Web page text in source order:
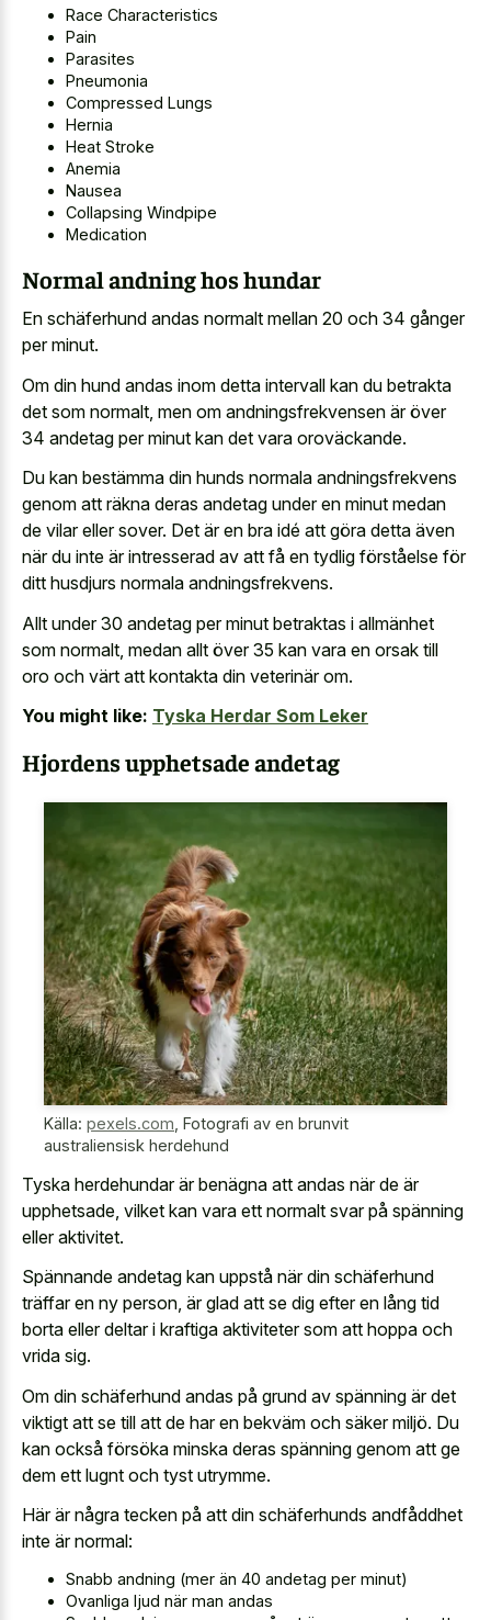
Race Characteristics
Pain
Parasites
Pneumonia
Compressed Lungs
Hernia
Heat Stroke
Anemia
Nausea
Collapsing Windpipe
Medication
Normal andning hos hundar
En schäferhund andas normalt mellan 20 och 34 gånger
per minut.
Om din hund andas inom detta intervall kan du betrakta
det som normalt, men om andningsfrekvensen är över
34 andetag per minut kan det vara oroväckande.
Du kan bestämma din hunds normala andningsfrekvens
genom att räkna deras andetag under en minut medan
de vilar eller sover. Det är en bra idé att göra detta även
när du inte är intresserad av att få en tydlig förståelse för
ditt husdjurs normala andningsfrekvens.
Allt under 30 andetag per minut betraktas i allmänhet
som normalt, medan allt över 35 kan vara en orsak till
oro och värt att kontakta din veterinär om.
You might like: Tyska Herdar Som Leker
Hjordens upphetsade andetag
Källa: pexels.com, Fotografi av en brunvit
australiensisk herdehund
Tyska herdehundar är benägna att andas när de är
upphetsade, vilket kan vara ett normalt svar på spänning
eller aktivitet.
Spännande andetag kan uppstå när din schäferhund
träffar en ny person, är glad att se dig efter en lång tid
borta eller deltar i kraftiga aktiviteter som att hoppa och
vrida sig.
Om din schäferhund andas på grund av spänning är det
viktigt att se till att de har en bekväm och säker miljö. Du
kan också försöka minska deras spänning genom att ge
dem ett lugnt och tyst utrymme.
Här är några tecken på att din schäferhunds andfåddhet
inte är normal:
Snabb andning (mer än 40 andetag per minut)
Ovanliga ljud när man andas